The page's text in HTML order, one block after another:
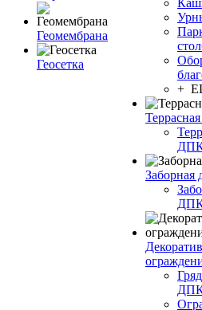
Геомембрана
Геосетка
+
Заборная